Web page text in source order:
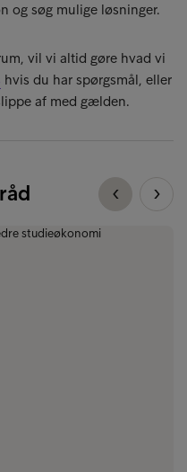
og søg mulige løsninger.
vil vi altid gøre hvad vi
hvis du har spørgsmål, eller
af med gælden.